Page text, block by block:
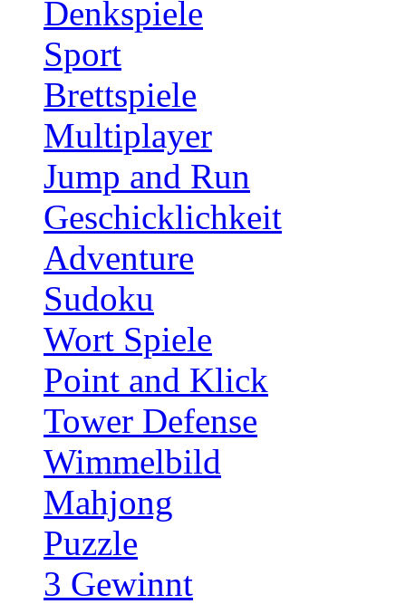
Denkspiele
Sport
Brettspiele
Multiplayer
Jump and Run
Geschicklichkeit
Adventure
Sudoku
Wort Spiele
Point and Klick
Tower Defense
Wimmelbild
Mahjong
Puzzle
3 Gewinnt